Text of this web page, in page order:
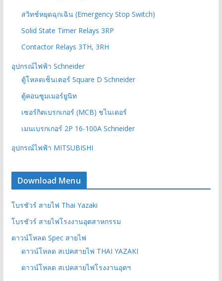
สวิทช์หยุดฉุกเฉิน (Emergency Stop Switch)
Solid State Timer Relays 3RP
Contactor Relays 3TH, 3RH
อุปกรณ์ไฟฟ้า Schneider
ตู้โหลดเซ็นเตอร์ Square D Schneider
ตู้คอนซูมเมอร์ยูนิท
เซอร์กิตเบรกเกอร์ (MCB) ชไนเดอร์
เมนเบรกเกอร์ 2P 16-100A Schneider
อุปกรณ์ไฟฟ้า MITSUBISHI
Download Menu
โบรชัวร์ สายไฟ Thai Yazaki
โบรชัวร์ สายไฟโรงงานอุตสาหกรรม
ดาวน์โหลด Spec สายไฟ
ดาวน์โหลด สเปคสายไฟ THAI YAZAKI
ดาวน์โหลด สเปคสายไฟโรงงานอุตฯ